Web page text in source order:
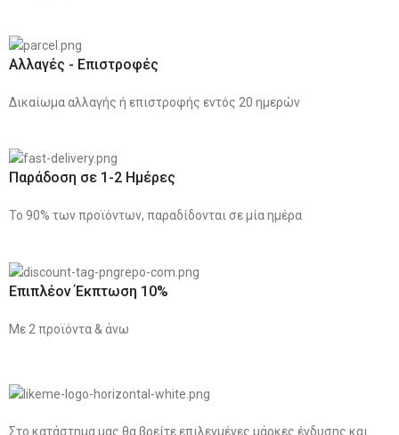
Αλλαγές - Επιστροφές
Δικαίωμα αλλαγής ή επιστροφής εντός 20 ημερών
Παράδοση σε 1-2 Ημέρες
Το 90% των προϊόντων, παραδίδονται σε μία ημέρα
Επιπλέον Έκπτωση 10%
Με 2 προϊόντα & άνω
Στο κατάστημα μας θα βρείτε επιλεγμένες μάρκες ένδυσης και